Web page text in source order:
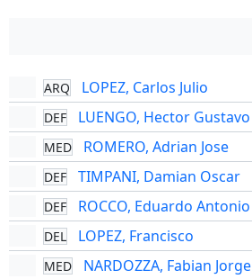
ARQ LOPEZ, Carlos Julio
DEF LUENGO, Hector Gustavo
MED ROMERO, Adrian Jose
DEF TIMPANI, Damian Oscar
DEF ROCCO, Eduardo Antonio
DEL LOPEZ, Francisco
MED NARDOZZA, Fabian Jorge